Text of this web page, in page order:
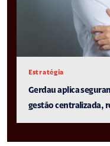
Estratégia
Gerdau aplica
gestão centralizada,